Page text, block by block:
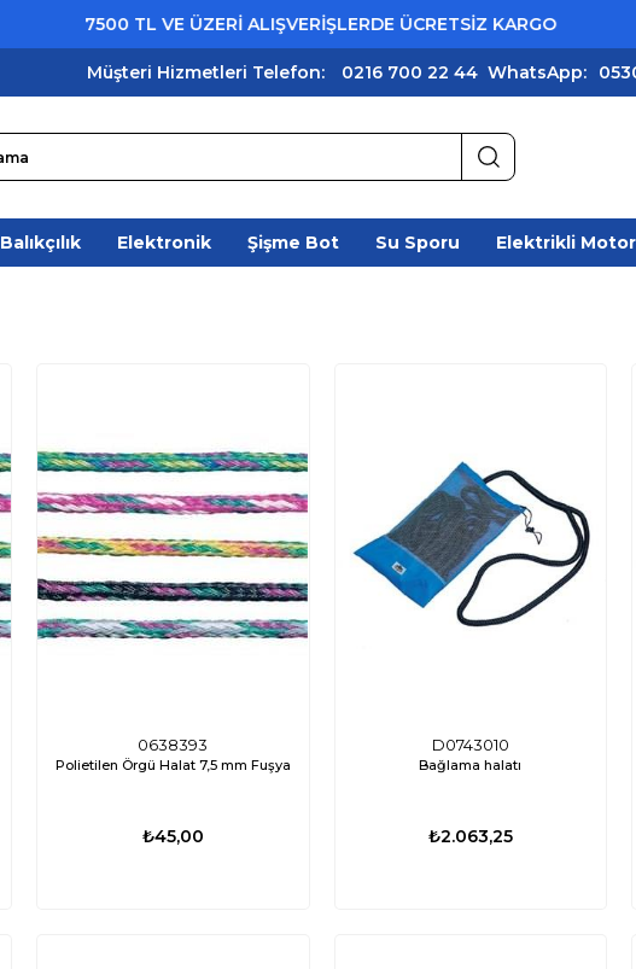
7500 TL VE ÜZERİ ALIŞVERİŞLERDE ÜCRETSİZ KARGO
Müşteri Hizmetleri Telefon: 0216 700 22 44WhatsApp:
Balıkçılık Elektronik Şişme Bot Su Sporu Elektrikli
0638393
Polietilen Örgü Halat 7,5 mm Fuşya
₺45,00
D0743010
Bağlama halatı
₺2.063,25